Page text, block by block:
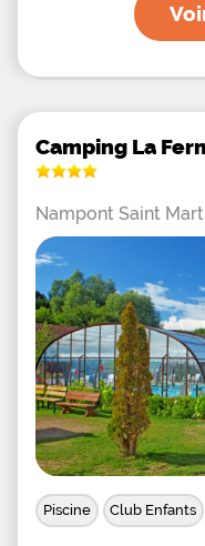
Camping La
Nampont Saint
Piscine Club Enfants